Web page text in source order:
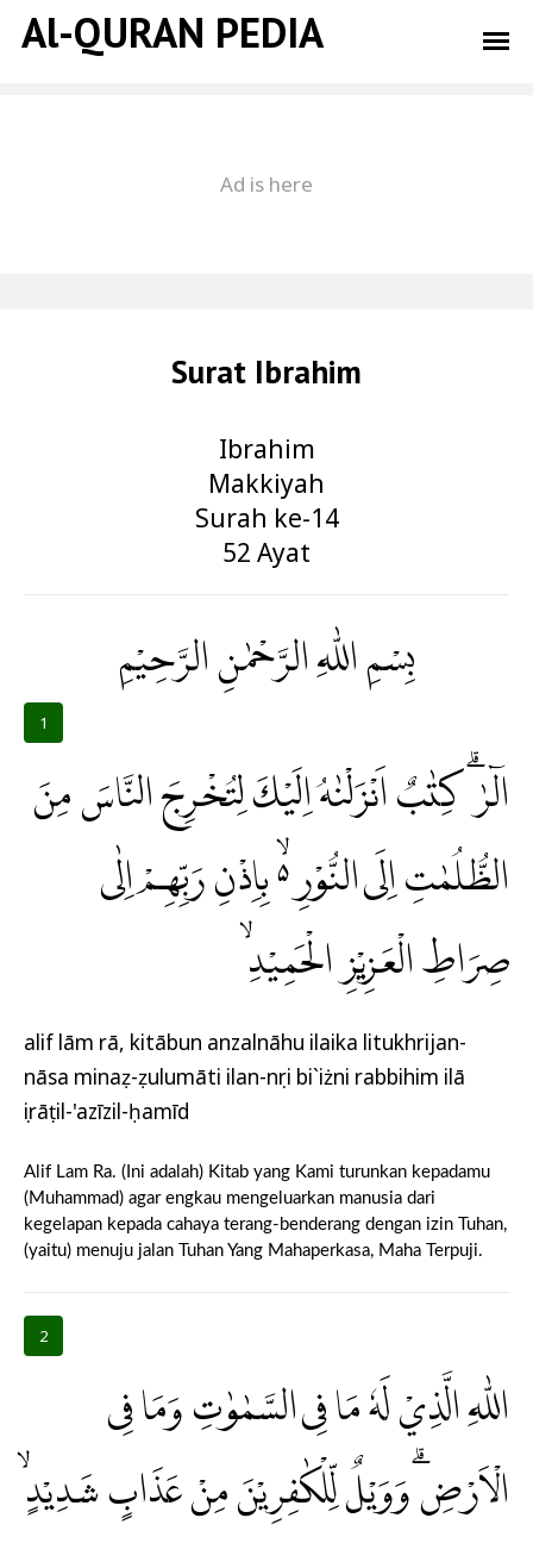
Al-QURAN PEDIA
Surat Ibrahim
Ibrahim
Makkiyah
Surah ke-14
52 Ayat
بِسْمِ اللّٰهِ الرَّحْمٰنِ الرَّحِيْمِ
1
الۤرٰ ۗ كِتٰبٌ اَنْزَلْنٰهُ اِلَيْكَ لِتُخْرِجَ النَّاسَ مِنَ
الظُّلُمٰتِ اِلَى النُّوْرِ ەۙ بِاِذْنِ رَبِّهِمْ اِلٰى
صِرَاطِ الْعَزِيْزِ الْحَمِيْدِۙ
alif lām rā, kitābun anzalnāhu ilaika litukhrijan-
nāsa minaẓ-ẓulumāti ilan-nụri bi`iżni rabbihim ilā
ṣirāṭil-'azīzil-ḥamīd
Alif Lam Ra. (Ini adalah) Kitab yang Kami turunkan kepadamu
(Muhammad) agar engkau mengeluarkan manusia dari
kegelapan kepada cahaya terang-benderang dengan izin Tuhan,
(yaitu) menuju jalan Tuhan Yang Mahaperkasa, Maha Terpuji.
2
اللّٰهِ الَّذِيْ لَهٗ مَا فِى السَّمٰوٰتِ وَمَا فِى
الْاَرْضِۗ وَوَيْلٌ لِّلْكٰفِرِيْنَ مِنْ عَذَابٍ شَدِيْدٍۙ